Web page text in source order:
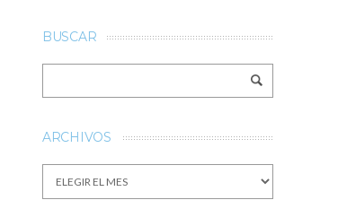
BUSCAR
ARCHIVOS
Archivos